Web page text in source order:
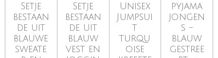
Setje
bestaan
de uit
blauwe
sweate
Setje
bestaan
de uit
blauw
vest en
Unisex
Jumpsui
t
turqu
oise
pyjama
jongen
s -
blauw
gestree